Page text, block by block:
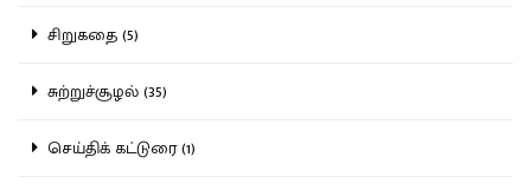
சிறுகதை (5)
சுற்றுச்சூழல் (35)
செய்திக் கட்டுரை (1)